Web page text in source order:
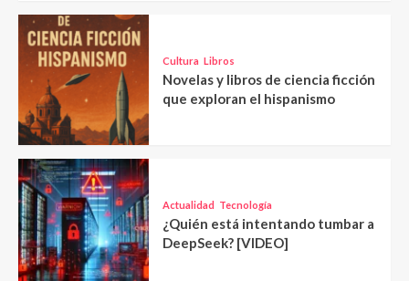
Cultura Libros
Novelas y libros de ciencia ficción
que exploran el hispanismo
Actualidad Tecnología
¿Quién está intentando tumbar a
DeepSeek? [VIDEO]